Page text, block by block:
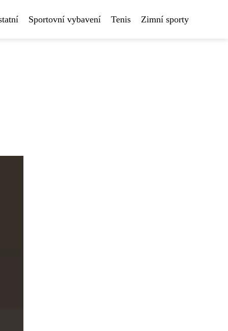
Sportovní vybavení Tenis Zimní sporty